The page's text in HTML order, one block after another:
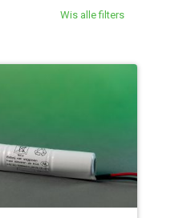
Wis alle filters